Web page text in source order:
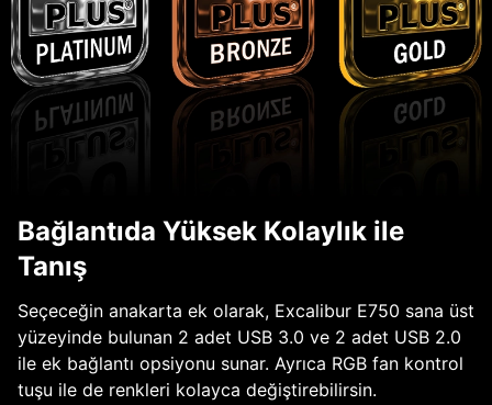
Bağlantıda Yüksek Kolaylık ile
Tanış
Seçeceğin anakarta ek olarak, Excalibur E750 sana üst
yüzeyinde bulunan 2 adet USB 3.0 ve 2 adet USB 2.0
ile ek bağlantı opsiyonu sunar. Ayrıca RGB fan kontrol
tuşu ile de renkleri kolayca değiştirebilirsin.